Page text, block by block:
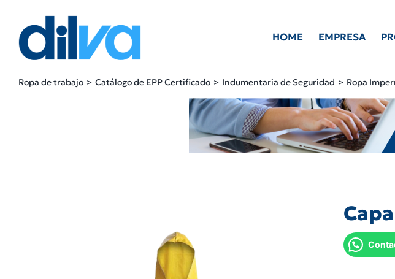
content
HOME EMPRESA
Ropa de trabajo Catálogo de EPP Certificado Indumentaria de Seguridad Ropa